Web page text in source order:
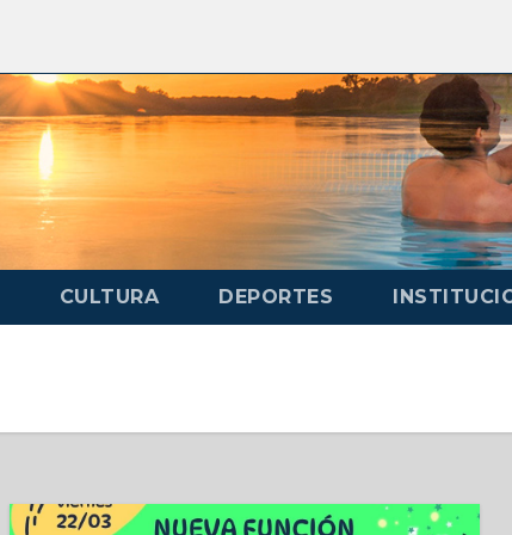
CULTURA DEPORTES